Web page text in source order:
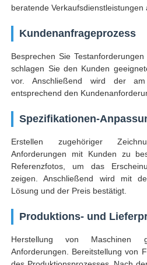
beratende Verkaufsdienstleistungen
Kundenanfrageprozess
Besprechen Sie
schlagen Sie den Kunden
vor. Anschließend wird der
entsprechend den
Spezifikationen-
Erstellen zugehöriger
Anforderungen mit Kunden zu
Referenzfotos, um das
zeigen. Anschließend wird mit
Lösung und der Preis bestätigt.
Produktions- und
Herstellung von Maschinen
Anforderungen. Bereitstellung von